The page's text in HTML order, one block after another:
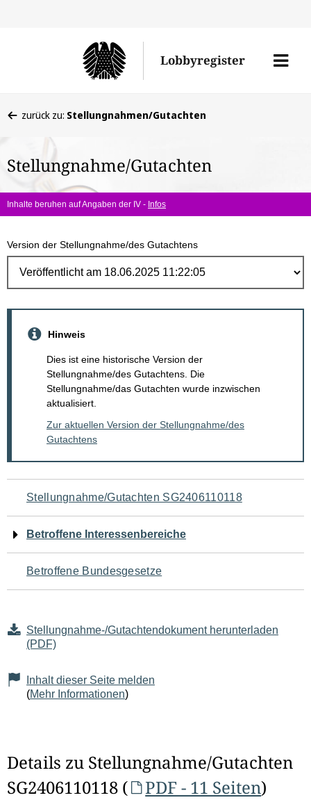
Lobbyregister
Menü
befinden
hier:
zurück zu: Stellungnahmen/Gutachten
Stellungnahme/Gutachten
Inhalte beruhen auf Angaben der IV - Infos
Version der Stellungnahme/des Gutachtens
Hinweis
Dies ist eine historische Version der
Stellungnahme/des Gutachtens. Die
Stellungnahme/das Gutachten wurde inzwischen
aktualisiert.
Zur aktuellen Version der Stellungnahme/des
Gutachtens
Navigation
für
den
Seiteninhalt
Stellungnahme/Gutachten SG2406110118
Betroffene Interessenbereiche
Betroffene Bundesgesetze
Stellungnahme-/Gutachtendokument herunterladen
(PDF)
Inhalt dieser Seite melden
(Mehr Informationen)
Details zu Stellungnahme/Gutachten
SG2406110118 (
PDF - 11 Seiten)